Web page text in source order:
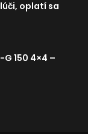
lúči, oplatí sa
150 4×4 –